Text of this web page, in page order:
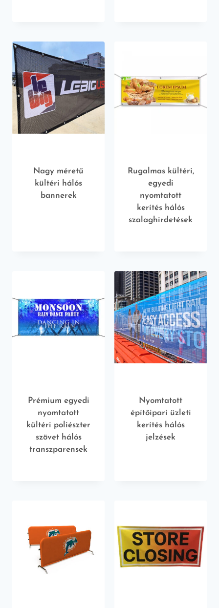
Nagy méretű
kültéri hálós
bannerek
Rugalmas kültéri,
egyedi
nyomtatott
kerítés hálós
szalaghirdetések
Prémium egyedi
nyomtatott
kültéri poliészter
szövet hálós
transzparensek
Nyomtatott
építőipari üzleti
kerítés hálós
jelzések